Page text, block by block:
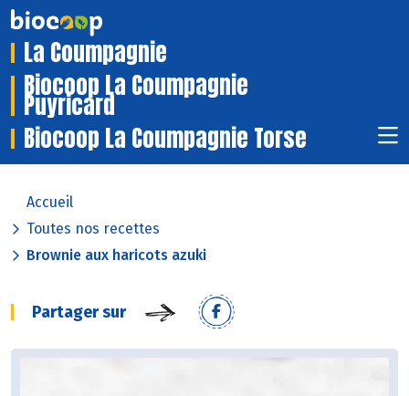
La Coumpagnie
Biocoop La Coumpagnie
Puyricard
Biocoop La Coumpagnie Torse
Accueil
Toutes nos recettes
Brownie aux haricots azuki
Partager sur